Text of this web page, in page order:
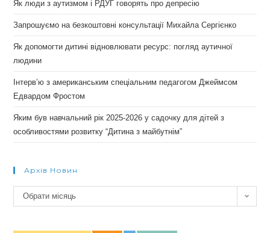
Як люди з аутизмом і РДУГ говорять про депресію
Запрошуємо на безкоштовні консультації Михайла Сергієнко
Як допомогти дитині відновлювати ресурс: погляд аутичної
людини
Інтерв’ю з американським спеціальним педагогом Джеймсом
Едвардом Фростом
Яким був навчальний рік 2025-2026 у садочку для дітей з
особливостями розвитку “Дитина з майбутнім”
Архів Новин
Архів
новин
Обрати місяць